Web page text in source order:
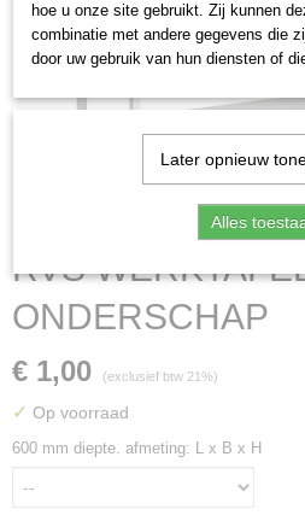
RVS
ONDERSCHAP
€ 1,00 (exclusief btw 21%)
✓ Op voorraad
600 mm diepte. afmeting: L x B x H
hoe u onze site gebruikt. Zij kunnen
combinatie met andere gegevens die
door uw gebruik van hun diensten of
Later opnieuw
Alles